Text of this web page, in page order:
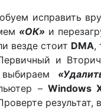
исправить
«ОК» и
везде стоит DMA,
и
– Windows
результат,